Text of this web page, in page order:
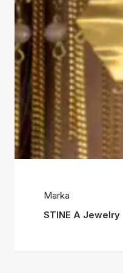
Marka
STINE A Jewelry